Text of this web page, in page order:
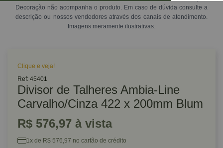
Decoração não acompanha o produto. Em caso de dúvida consulte a
descrição ou nossos vendedores através dos canais de atendimento.
Imagens meramente ilustrativas.
Clique e veja!
Ref: 45401
Divisor de Talheres Ambia-Line
Carvalho/Cinza 422 x 200mm Blum
R$ 576,97 à vista
1x de R$ 576,97 no cartão de crédito